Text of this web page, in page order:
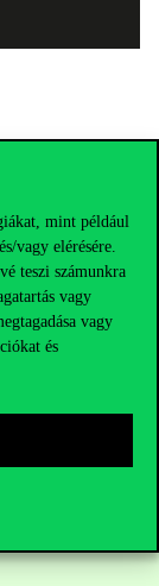
mint például
vagy elérésére.
teszi számunkra
vagy
vagy
és